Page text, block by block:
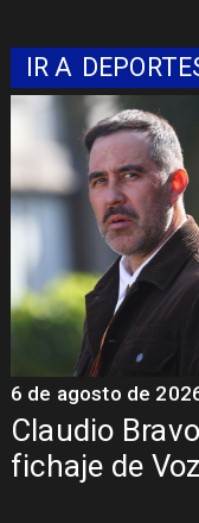
IR A
Claudio
fichaje de
6 de agosto de